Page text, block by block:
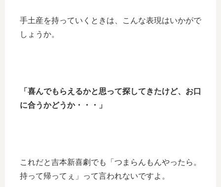
手土産を持っていくときは、こんな表現はいかがで
しょうか。
「喜んでもらえるかと思って探してきたけど、お口
に合うかどうか・・・」
これだと吉本新喜劇でも「つまらんもんやったら。
持って帰ってぇ」って言われないですよ。